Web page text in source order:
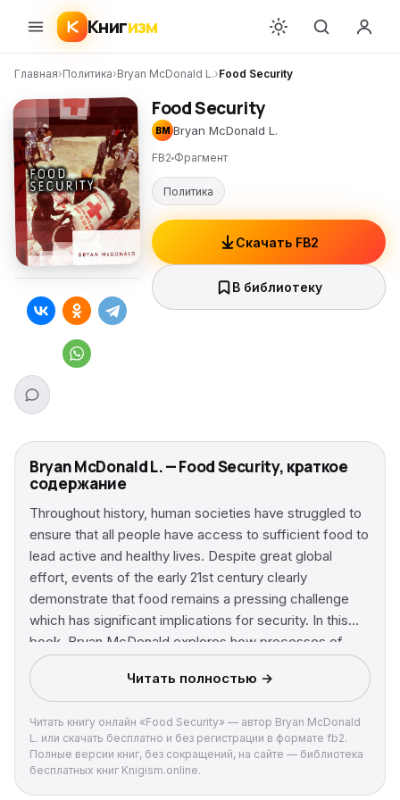
Книгизм
Главная›Политика›Bryan McDonald L.›Food Security
Food Security
BM Bryan McDonald L.
FB2 Фрагмент
Политика
Скачать FB2
В библиотеку
Bryan McDonald L. — Food Security, краткое
содержание
Throughout history, human societies have struggled to
ensure that all people have access to sufficient food to
lead active and healthy lives. Despite great global
effort, events of the early 21st century clearly
demonstrate that food remains a pressing challenge
which has significant implications for security. In this
book, Bryan McDonald explores how processes of
globalization and global change have reshaped food
systems in ways that have significant impacts for the
national security of states and the human of
communities and individuals. Over the past few
decades, local, regional, and national food systems
have increasingly become intertwined in an emerging
Читать полностью →
Читать книгу онлайн «Food Security» — автор Bryan McDonald
L. или скачать бесплатно и без регистрации в формате fb2.
Полные версии книг, без сокращений, на сайте — библиотека
бесплатных книг Knigism.online.